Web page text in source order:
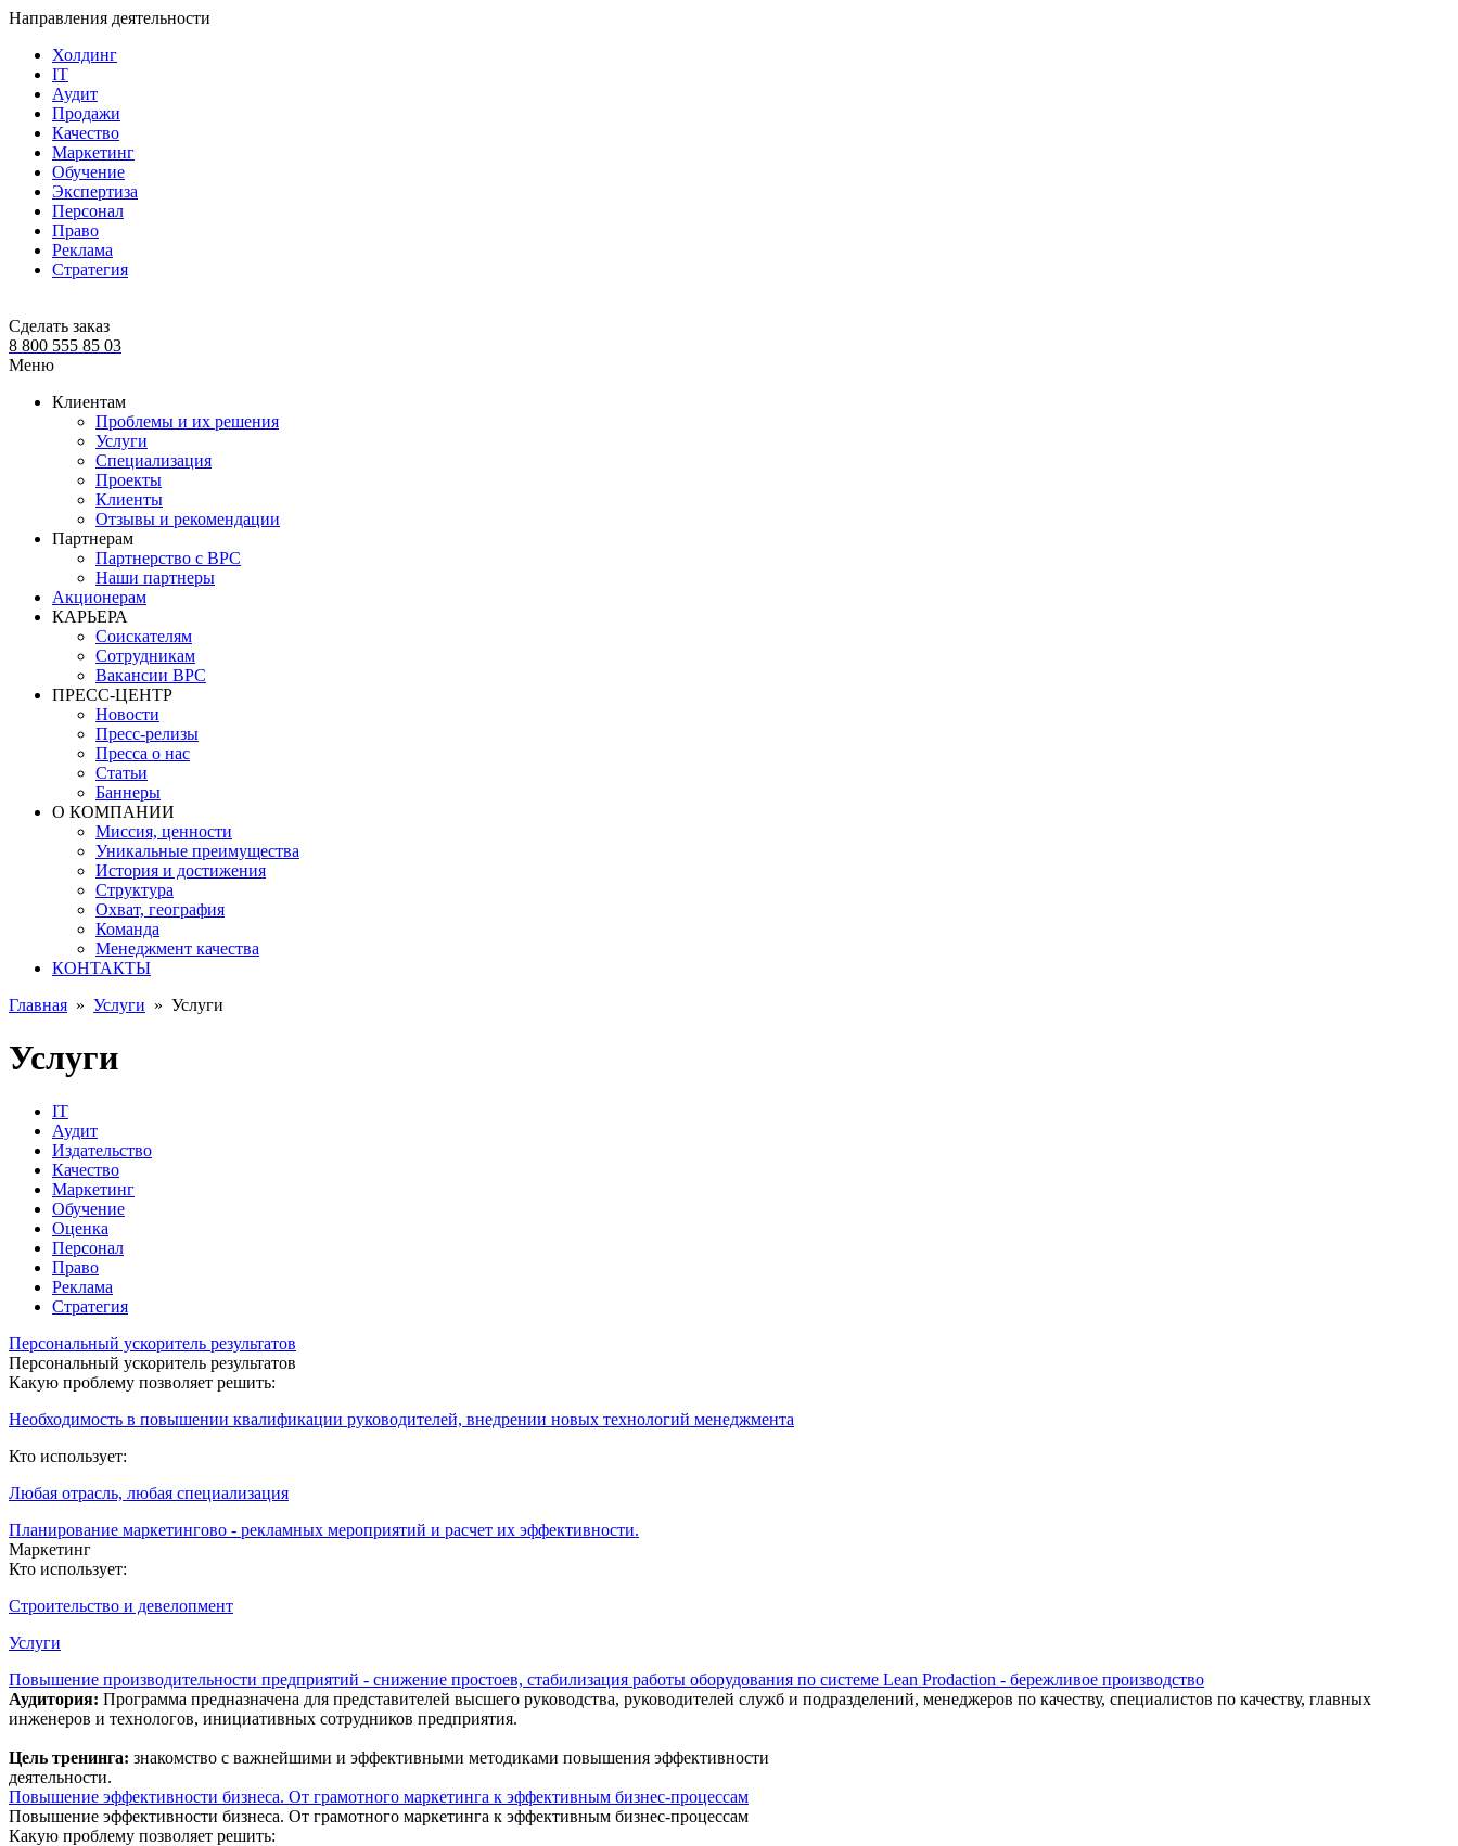
Направления деятельности
Холдинг
IT
Аудит
Продажи
Качество
Маркетинг
Обучение
Экспертиза
Персонал
Право
Реклама
Стратегия
Сделать заказ
8 800 555 85 03
Меню
Клиентам
Проблемы и их решения
Услуги
Специализация
Проекты
Клиенты
Отзывы и рекомендации
Партнерам
Партнерство с BPC
Наши партнеры
Акционерам
КАРЬЕРА
Соискателям
Сотрудникам
Вакансии BPC
ПРЕСС-ЦЕНТР
Новости
Пресс-релизы
Пресса о нас
Статьи
Баннеры
О КОМПАНИИ
Миссия, ценности
Уникальные преимущества
История и достижения
Структура
Охват, география
Команда
Менеджмент качества
КОНТАКТЫ
Главная » Услуги » Услуги
Услуги
IT
Аудит
Издательство
Качество
Маркетинг
Обучение
Оценка
Персонал
Право
Реклама
Стратегия
Персональный ускоритель результатов
Персональный ускоритель результатов
Какую проблему позволяет решить:
Необходимость в повышении квалификации руководителей, внедрении новых технологий менеджмента
Кто использует:
Любая отрасль, любая специализация
Планирование маркетингово - рекламных мероприятий и расчет их эффективности.
Маркетинг
Кто использует:
Строительство и девелопмент
Услуги
Повышение производительности предприятий - снижение простоев, стабилизация работы оборудования по системе Lean Prodaction - бережливое производство
Аудитория: Программа предназначена для представителей высшего руководства, руководителей служб и подразделений, менеджеров по качеству, специалистов по качеству, главных
инженеров и технологов, инициативных сотрудников предприятия.
Цель тренинга: знакомство с важнейшими и эффективными методиками повышения эффективности
деятельности.
Повышение эффективности бизнеса. От грамотного маркетинга к эффективным бизнес-процессам
Повышение эффективности бизнеса. От грамотного маркетинга к эффективным бизнес-процессам
Какую проблему позволяет решить: